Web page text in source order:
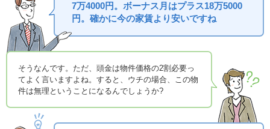
7万4000円。ボーナス月はプラス18万5000
円。確かに今の家賃より安いですね
そうなんです。ただ、頭金は物件価格の2割必要っ
てよく言いますよね。すると、ウチの場合、この物
件は無理ということになるんでしょうか?